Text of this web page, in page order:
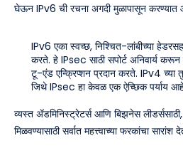
घेऊन IPv6 ची रचना अगदी मुळापासून
IPv6 एका स्वच्छ, निश्चित-लांबीच्या
करते. हे IPsec साठी सपोर्ट अनिवार्य
टू-एंड एन्क्रिप्शन प्रदान करते. IPv4
जिथे IPsec हा केवळ एक ऐच्छिक पर्याय
व्यस्त ॲडमिनिस्ट्रेटर्स आणि बिझनेस लीडर्ससाठी,
मिळवण्यासाठी सर्वात महत्त्वाच्या फरकांचा सारांश